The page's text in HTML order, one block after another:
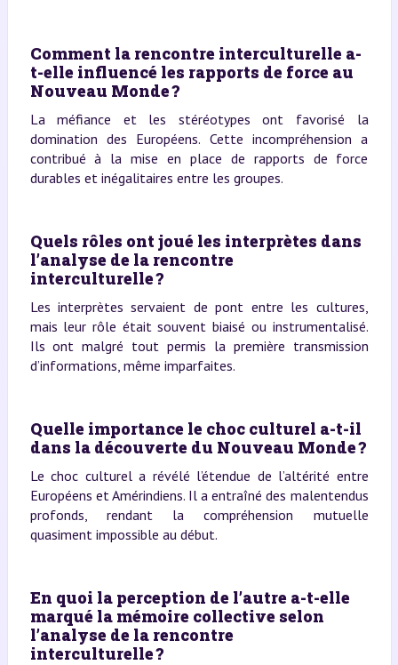
Comment la rencontre interculturelle a-
t-elle influencé les rapports de force au
Nouveau Monde ?
La méfiance et les stéréotypes ont favorisé la
domination des Européens. Cette incompréhension a
contribué à la mise en place de rapports de force
durables et inégalitaires entre les groupes.
Quels rôles ont joué les interprètes dans
l’analyse de la rencontre
interculturelle ?
Les interprètes servaient de pont entre les cultures,
mais leur rôle était souvent biaisé ou instrumentalisé.
Ils ont malgré tout permis la première transmission
d’informations, même imparfaites.
Quelle importance le choc culturel a-t-il
dans la découverte du Nouveau Monde ?
Le choc culturel a révélé l’étendue de l’altérité entre
Européens et Amérindiens. Il a entraîné des malentendus
profonds, rendant la compréhension mutuelle
quasiment impossible au début.
En quoi la perception de l’autre a-t-elle
marqué la mémoire collective selon
l’analyse de la rencontre
interculturelle ?